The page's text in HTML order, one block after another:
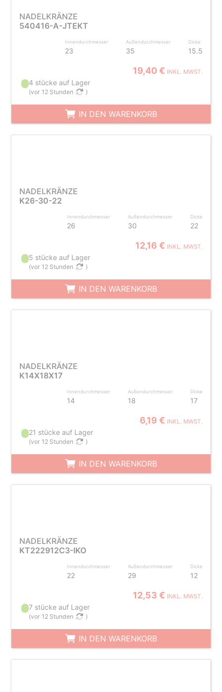
NADELKRÄNZE
540416-A-JTEKT
Innendurchmesser
23
Außendurchmesser
35
Dicke
15.5
19,40 € INKL. MWST.
4 stücke auf Lager
(vor 12 Stunden )
IN DEN WARENKORB
NADELKRÄNZE
K26-30-22
Innendurchmesser
26
Außendurchmesser
30
Dicke
22
12,16 € INKL. MWST.
5 stücke auf Lager
(vor 12 Stunden )
IN DEN WARENKORB
NADELKRÄNZE
K14X18X17
Innendurchmesser
14
Außendurchmesser
18
Dicke
17
6,19 € INKL. MWST.
21 stücke auf Lager
(vor 12 Stunden )
IN DEN WARENKORB
NADELKRÄNZE
KT222912C3-IKO
Innendurchmesser
22
Außendurchmesser
29
Dicke
12
12,53 € INKL. MWST.
7 stücke auf Lager
(vor 12 Stunden )
IN DEN WARENKORB